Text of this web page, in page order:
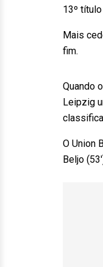
13º
Mais
fim.
Quando
Leipzig
O Union
Beljo